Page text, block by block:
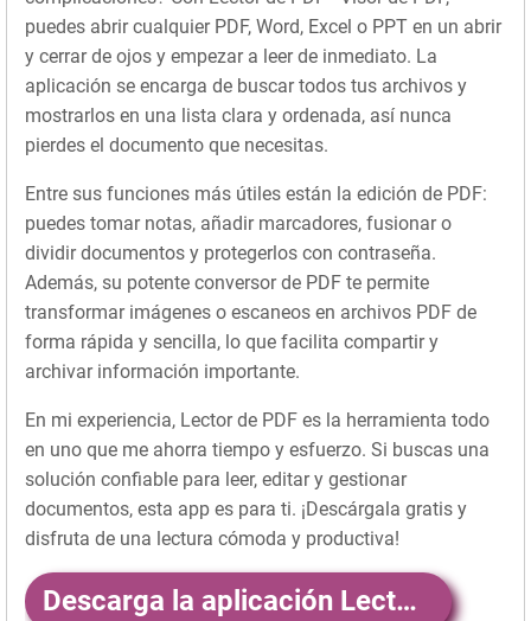
puedes abrir cualquier PDF, Word, Excel o PPT en un abrir
y cerrar de ojos y empezar a leer de inmediato. La
aplicación se encarga de buscar todos tus archivos y
mostrarlos en una lista clara y ordenada, así nunca
pierdes el documento que necesitas.
Entre sus funciones más útiles están la edición de PDF:
puedes tomar notas, añadir marcadores, fusionar o
dividir documentos y protegerlos con contraseña.
Además, su potente conversor de PDF te permite
transformar imágenes o escaneos en archivos PDF de
forma rápida y sencilla, lo que facilita compartir y
archivar información importante.
En mi experiencia, Lector de PDF es la herramienta todo
en uno que me ahorra tiempo y esfuerzo. Si buscas una
solución confiable para leer, editar y gestionar
documentos, esta app es para ti. ¡Descárgala gratis y
disfruta de una lectura cómoda y productiva!
Descarga la aplicación LectordePDFVisordePDF aquí